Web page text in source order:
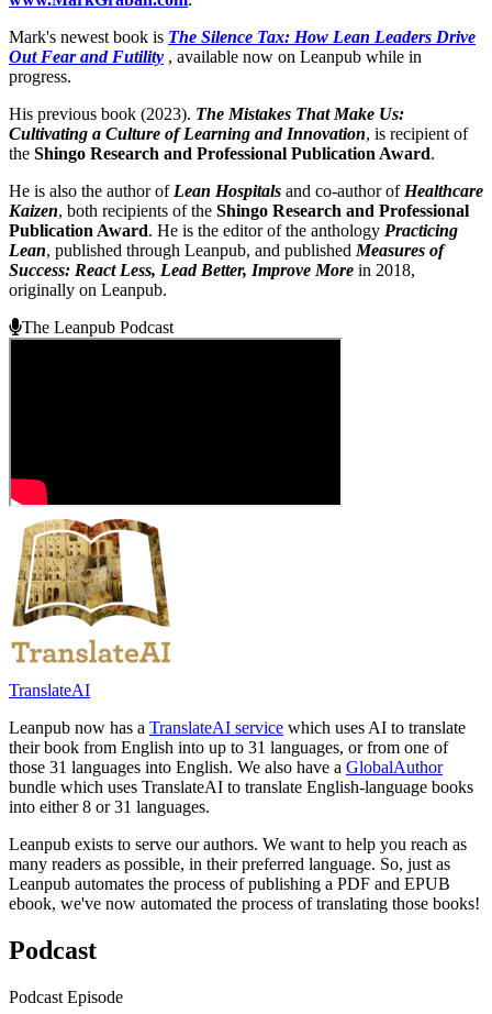
Mark's newest book is The Silence Tax: How Lean Leaders Drive
Out Fear and Futility , available now on Leanpub while in
progress.
His previous book (2023). The Mistakes That Make Us:
Cultivating a Culture of Learning and Innovation, is recipient of
the Shingo Research and Professional Publication Award.
He is also the author ofLean Hospitals and co-author ofHealthcare
Kaizen, both recipients of the Shingo Research and Professional
Publication Award. He is the editor of the anthology Practicing
Lean, published through Leanpub, and publishedMeasures of
Success: React Less, Lead Better, Improve More in 2018,
originally on Leanpub.
The Leanpub Podcast
TranslateAI
Leanpub now has a TranslateAI service which uses AI to translate
their book from English into up to 31 languages, or from one of
those 31 languages into English. We also have a GlobalAuthor
bundle which uses TranslateAI to translate English-language books
into either 8 or 31 languages.
Leanpub exists to serve our authors. We want to help you reach as
many readers as possible, in their preferred language. So, just as
Leanpub automates the process of publishing a PDF and EPUB
ebook, we've now automated the process of translating those books!
Podcast
Podcast Episode